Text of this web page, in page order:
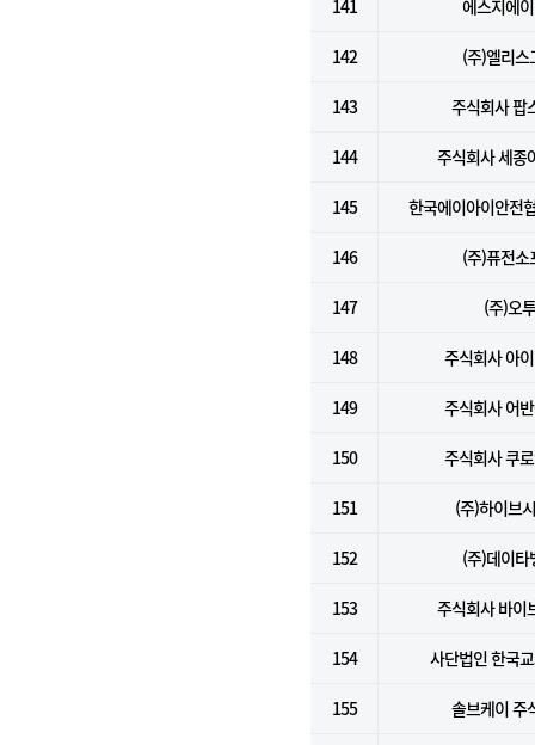
141 에스지에
142 (주)엘리스
143 주식회사 팝
144 주식회사 세종
145 한국에이아이안전
146 (주)퓨전소
147 (주)오투
148 주식회사 아
149 주식회사 어
150 주식회사 쿠
151 (주)하이브
152 (주)데이타
153 주식회사 바이
154 사단법인 한국
155 솔브케이 주